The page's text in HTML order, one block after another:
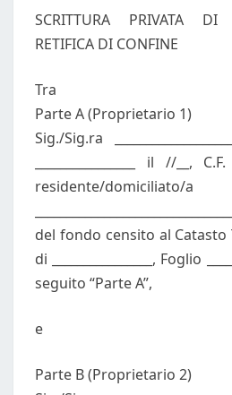
SCRITTURA PRIVATA DI
RETIFICA DI CONFINE
Tra
Parte A (Proprietario 1)
Sig./Sig.ra
________________ il //__, C.F.
residente/
del fondo censito al
di ________________, Foglio
seguito “Parte A”,
e
Parte B (Proprietario 2)